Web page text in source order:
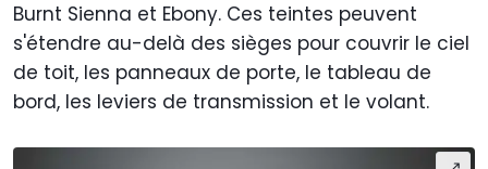
Burnt Sienna et Ebony. Ces teintes peuvent
s'étendre au-delà des sièges pour couvrir le ciel
de toit, les panneaux de porte, le tableau de
bord, les leviers de transmission et le volant.